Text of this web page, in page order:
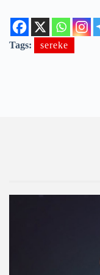
Tags: sereke